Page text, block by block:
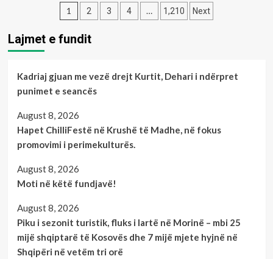
poetike
me
poeten
:-
Posts
pagination
1 2 3 4 … 1,210 Next
Lajmet e fundit
Kadriaj gjuan me vezë drejt Kurtit, Dehari i ndërpret
punimet e seancës
August 8, 2026
Hapet ChilliFestë në Krushë të Madhe, në fokus
promovimi i perimekulturës.
August 8, 2026
Moti në këtë fundjavë!
August 8, 2026
Piku i sezonit turistik, fluks i lartë në Morinë – mbi 25
mijë shqiptarë të Kosovës dhe 7 mijë mjete hyjnë në
Shqipëri në vetëm tri orë